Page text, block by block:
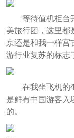
等待值机柜台
美旅行团，这里都
京还是和我一样宫
游行业复苏的标志
在我坐飞机的
是鲜有中国游客入
的。